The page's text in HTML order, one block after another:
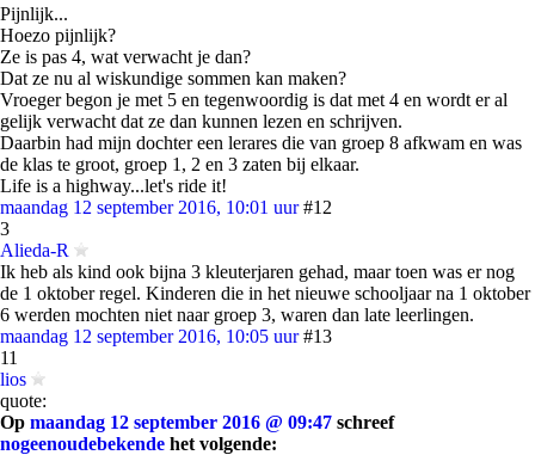
Pijnlijk...
Hoezo pijnlijk?
Ze is pas 4, wat verwacht je dan?
Dat ze nu al wiskundige sommen kan maken?
Vroeger begon je met 5 en tegenwoordig is dat met 4 en wordt er al
gelijk verwacht dat ze dan kunnen lezen en schrijven.
Daarbin had mijn dochter een lerares die van groep 8 afkwam en was
de klas te groot, groep 1, 2 en 3 zaten bij elkaar.
Life is a highway...let's ride it!
maandag 12 september 2016, 10:01 uur #12
3
Alieda-R
Ik heb als kind ook bijna 3 kleuterjaren gehad, maar toen was er nog
de 1 oktober regel. Kinderen die in het nieuwe schooljaar na 1 oktober
6 werden mochten niet naar groep 3, waren dan late leerlingen.
maandag 12 september 2016, 10:05 uur #13
11
lios
quote:
Op maandag 12 september 2016 @ 09:47 schreef
nogeenoudebekende het volgende: